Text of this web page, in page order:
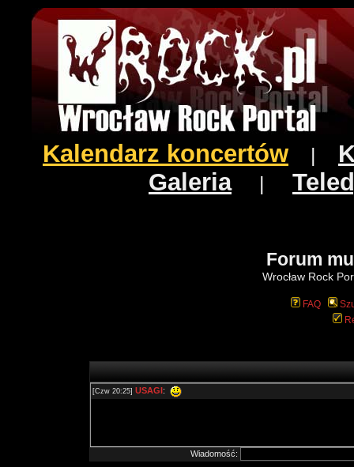
Kalendarz koncertów
Galeria|
Forum
Wrocław Rock
FAQ
Wiadomość: